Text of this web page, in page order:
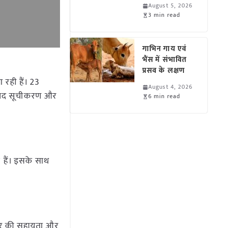
हैं। 23
सूचीकरण और
हैं। इसके साथ
August 5, 2026
3 min read
गाभिन गाय एवं
भैंस में संभावित
प्रसव के लक्षण
August 4, 2026
6 min read